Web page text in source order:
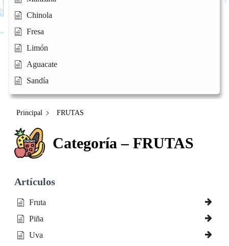
Chinola
Fresa
Limón
Aguacate
Sandía
Principal FRUTAS
Categoría – FRUTAS
Artículos
Fruta
Piña
Uva